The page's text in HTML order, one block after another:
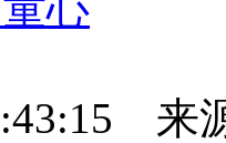
来